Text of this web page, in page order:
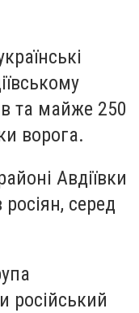
та майже 250
ворога.
Авдіївки
серед
російський